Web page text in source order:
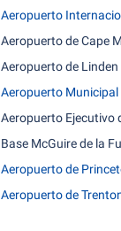
Aeropuerto
Aeropuerto de Cape
Aeropuerto de Linden
Aeropuerto
Aeropuerto Ejecutivo
Base McGuire de la
Aeropuerto de
Aeropuerto de